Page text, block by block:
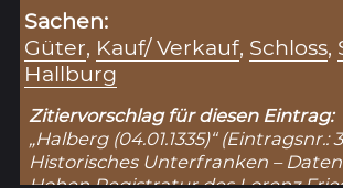
Sachen:
Güter, Kauf/ Verkauf, Schloss,
Hallburg
Zitiervorschlag für diesen Eintrag:
„Halberg (04.01.1335)“ (Eintragsnr.:
Historisches Unterfranken –